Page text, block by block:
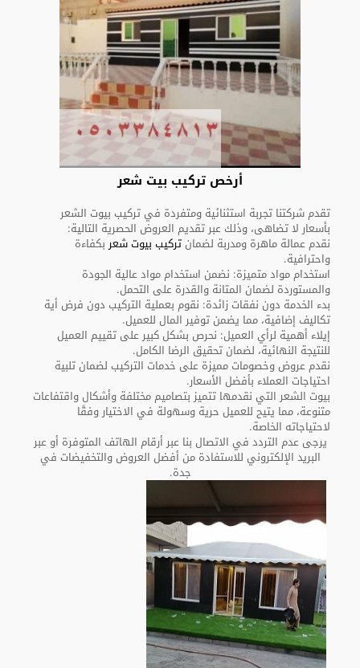
أرخص تركيب بيت شعر
تقدم شركتنا تجربة استثنائية ومتفردة في تركيب بيوت الشعر
بأسعار لا تضاهى، وذلك عبر تقديم العروض الحصرية التالية:
نقدم عمالة ماهرة ومدربة لضمان تركيب بيوت شعربكفاءة
واحترافية.
استخدام مواد متميزة: نضمن استخدام مواد عالية الجودة
والمستوردة لضمان المتانة والقدرة على التحمل.
بدء الخدمة دون نفقات زائدة: نقوم بعملية التركيب دون فرض أية
تكاليف إضافية، مما يضمن توفير المال للعميل.
إيلاء أهمية لرأي العميل: نحرص بشكل كبير على تقييم العميل
للنتيجة النهائية، لضمان تحقيق الرضا الكامل.
نقدم عروض وخصومات مميزة على خدمات التركيب لضمان تلبية
احتياجات العملاء بأفضل الأسعار.
بيوت الشعر التي نقدمها تتميز بتصاميم مختلفة وأشكال واقتفاعات
متنوعة، مما يتيح للعميل حرية وسهولة في الاختيار وفقًا
لاحتياجاته الخاصة.
يرجى عدم التردد في الاتصال بنا عبر أرقام الهاتف المتوفرة أو عبر
البريد الإلكتروني للاستفادة من أفضل العروض والتخفيضات في
جدة.